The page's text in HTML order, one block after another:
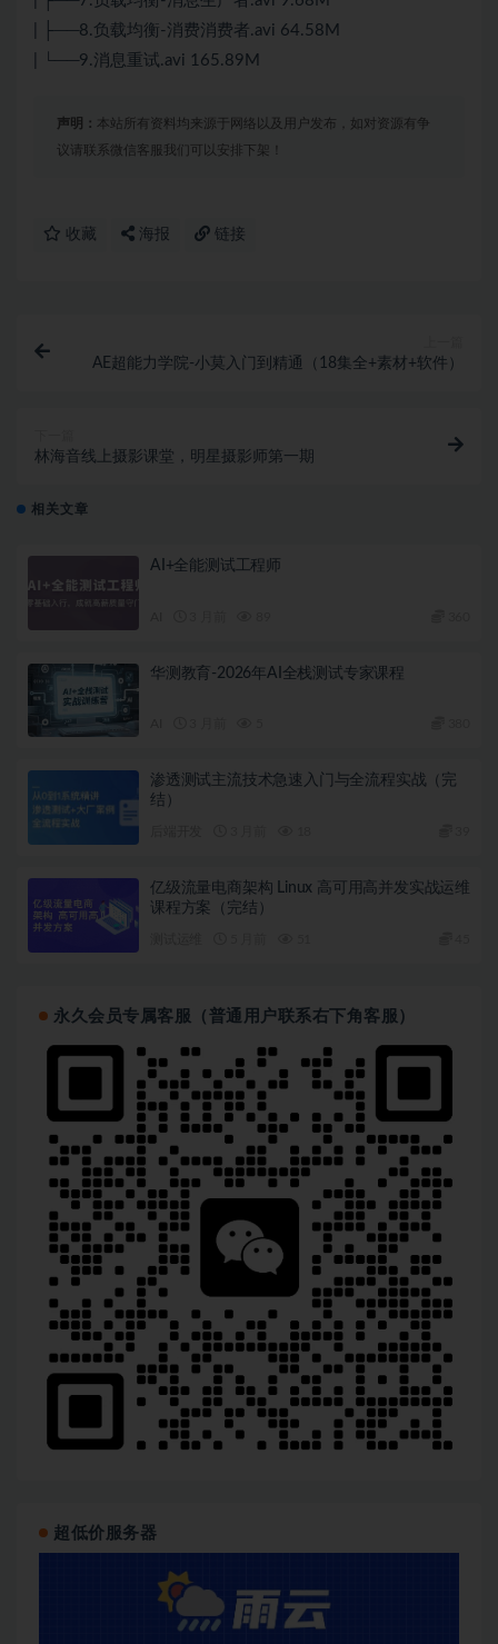
| ├──8.负载均衡-消费消费者.avi 64.58M
| └──9.消息重试.avi 165.89M
声明： 本站所有资料均来源于网络以及用户发布，如对资源有争
议请联系微信客服我们可以安排下架！
收藏 海报 链接
AE超能力学院-小莫入门到精通（18集全+素材+软件）
林海音线上摄影课堂，明星摄影师第一期
相关文章
AI+全能测试工程师
华测教育-2026年AI全栈测试专家课程
渗透测试主流技术急速入门与全流程实战（完
结）
亿级流量电商架构 Linux 高可用高并发实战运维
课程方案（完结）
永久会员专属客服（普通用户联系右下角客服）
超低价服务器